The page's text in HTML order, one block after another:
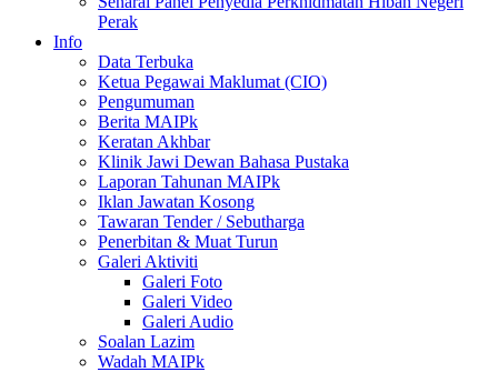
Perak
Info
Data Terbuka
Ketua Pegawai Maklumat (CIO)
Pengumuman
Berita MAIPk
Keratan Akhbar
Klinik Jawi Dewan Bahasa Pustaka
Laporan Tahunan MAIPk
Iklan Jawatan Kosong
Tawaran Tender / Sebutharga
Penerbitan & Muat Turun
Galeri Aktiviti
Galeri Foto
Galeri Video
Galeri Audio
Soalan Lazim
Wadah MAIPk